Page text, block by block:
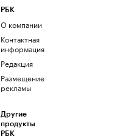
РБК
О компании
Контактная
информация
Редакция
Размещение
рекламы
Другие
продукты
РБК